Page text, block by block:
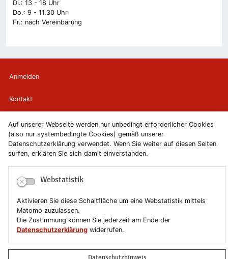
Auf unserer Webseite werden nur unbedingt erforderlicher Cookies
(also nur systembedingte Cookies) gemäß unserer
Datenschutzerklärung verwendet. Wenn Sie weiter auf diesen Seiten
surfen, erklären Sie sich damit einverstanden.
Webstatistik
Aktivieren Sie diese Schaltfläche um eine Webstatistik mittels
Matomo zuzulassen.
Die Zustimmung können Sie jederzeit am Ende der
Datenschutzerklärung widerrufen.
Datenschutzhinweis
Di.: 13 - 18 Uhr
Do.: 9 - 11.30 Uhr
Fr.: nach Vereinbarung
Anmelden
Kontakt
Newsletter
Newsletterabmeldung
Impressum
Datenschutzerklärung
Erklärung zur Barrierefreiheit
Leichte Sprache